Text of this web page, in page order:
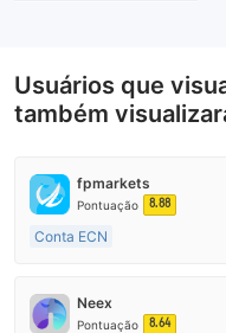
Usuários que
também
fpmarkets
Pontuação 8.88
Conta ECN
Austrália Regulamento
Market Marketing (MM)
Neex
Pontuação 8.64